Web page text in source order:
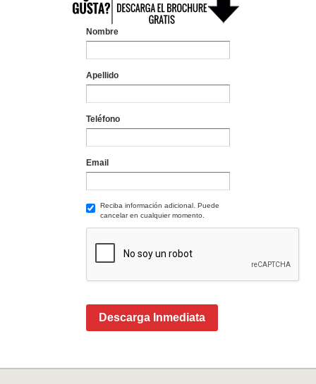
Nombre
Apellido
Teléfono
Email
Reciba información adicional. Puede
cancelar en cualquier momento.
Descarga Inmediata